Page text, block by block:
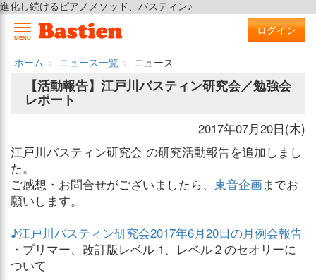
進化し続けるピアノメソッド、バスティン♪
MENU
ログイン
ホーム ニュース一覧
ニュース
【活動報告】江戸川バスティン研究会／勉強会
レポート
2017年07月20日(木)
江戸川バスティン研究会 の研究活動報告を追加しまし
た。
ご感想・お問合せがございましたら、 東音企画までお
願いします。
♪江戸川バスティン研究会2017年6月20日の月例会報告
・プリマー、改訂版レベル 1、レベル２のセオリーに
ついて